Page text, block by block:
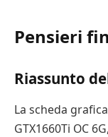
Pensieri
Riassunto
La scheda
GTX1660Ti OC